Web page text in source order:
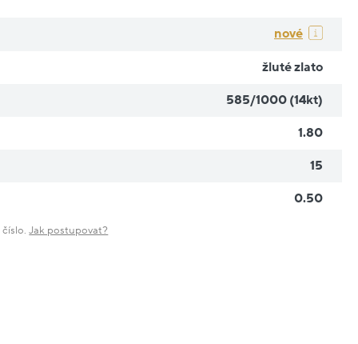
nové
žluté zlato
585/1000 (14kt)
1.80
15
0.50
číslo.Jak postupovat?